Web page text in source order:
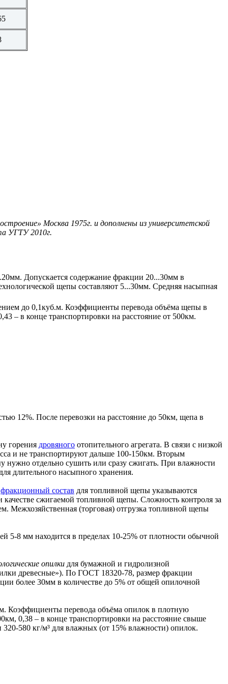
Москва 1975г. и дополнены из университетской
УГТУ 2010г.
Допускается содержание фракции 20...30мм в
щепы составляют 5...30мм. Средняя насыпная
до 0,1куб.м. Коэффициенты перевода объёма щепы в
– в конце транспортировки на расстояние от 500км.
12%. После перевозки на расстояние до 50км, щепа в
горения дровяного отопительного агрегата. В связи с низкой
и не транспортируют дальше 100-150км. Вторым
нужно отдельно сушить или сразу сжигать. При влажности
длительного насыпного хранения.
фракционный состав для топливной щепы указываются
сжигаемой топливной щепы. Сложность контроля за
Межхозяйственная (торговая) отгрузка топливной щепы
5-8 мм находится в пределах 10-25% от плотности обычной
опилки для бумажной и гидролизной
древесные»). По ГОСТ 18320-78, размер фракции
более 30мм в количестве до 5% от общей опилочной
Коэффициенты перевода объёма опилок в плотную
0,38 – в конце транспортировки на расстояние свыше
580 кг/м³ для влажных (от 15% влажности) опилок.